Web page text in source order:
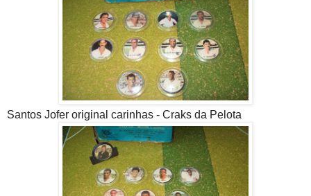
Santos Jofer original carinhas - Craks da Pelota